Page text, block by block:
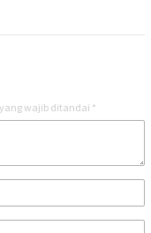
yang wajib ditandai *